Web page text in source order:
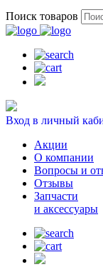
Поиск товаров
Вход в личный
Акции
О компании
Вопросы и
Отзывы
Запчасти
и аксессуары